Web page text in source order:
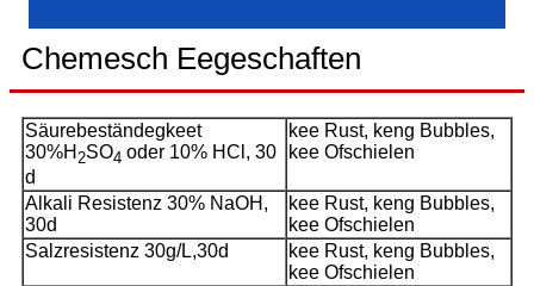
Chemesch Eegeschaften
Säurebeständegkeet
30%H 2SO4 oder 10% HCl, 30
d
kee Rust, keng Bubbles,
kee Ofschielen
Alkali Resistenz 30% NaOH,
30d
kee Rust, keng Bubbles,
kee Ofschielen
Salzresistenz 30g/L,30d
kee Rust, keng Bubbles,
kee Ofschielen